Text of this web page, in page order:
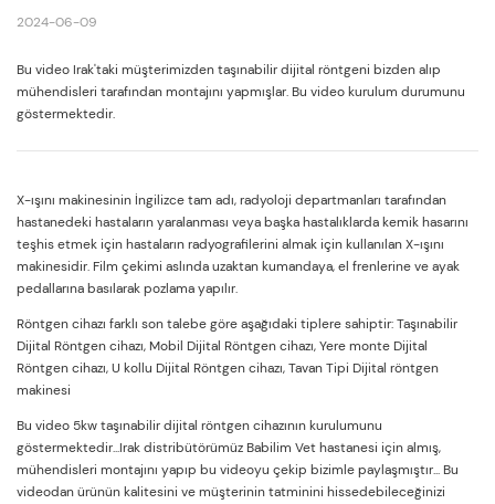
2024-06-09
Bu video Irak'taki müşterimizden taşınabilir dijital röntgeni bizden alıp
mühendisleri tarafından montajını yapmışlar. Bu video kurulum durumunu
göstermektedir.
X-ışını makinesinin İngilizce tam adı, radyoloji departmanları tarafından
hastanedeki hastaların yaralanması veya başka hastalıklarda kemik hasarını
teşhis etmek için hastaların radyografilerini almak için kullanılan X-ışını
makinesidir. Film çekimi aslında uzaktan kumandaya, el frenlerine ve ayak
pedallarına basılarak pozlama yapılır.
Röntgen cihazı farklı son talebe göre aşağıdaki tiplere sahiptir: Taşınabilir
Dijital Röntgen cihazı, Mobil Dijital Röntgen cihazı, Yere monte Dijital
Röntgen cihazı, U kollu Dijital Röntgen cihazı, Tavan Tipi Dijital röntgen
makinesi
Bu video 5kw taşınabilir dijital röntgen cihazının kurulumunu
göstermektedir...Irak distribütörümüz Babilim Vet hastanesi için almış,
mühendisleri montajını yapıp bu videoyu çekip bizimle paylaşmıştır... Bu
videodan ürünün kalitesini ve müşterinin tatminini hissedebileceğinizi